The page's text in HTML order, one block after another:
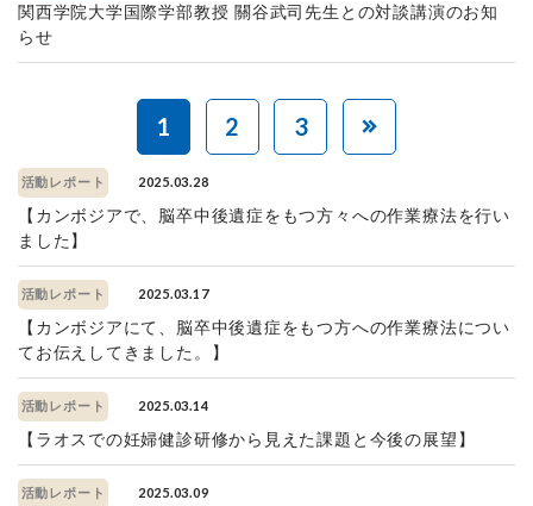
関西学院大学国際学部教授 關谷武司先生との対談講演のお知
らせ
1 2 3
活動レポート 2025.03.28
【カンボジアで、脳卒中後遺症をもつ方々への作業療法を行い
ました】
活動レポート 2025.03.17
【カンボジアにて、脳卒中後遺症をもつ方への作業療法につい
てお伝えしてきました。】
活動レポート 2025.03.14
【ラオスでの妊婦健診研修から見えた課題と今後の展望】
活動レポート 2025.03.09